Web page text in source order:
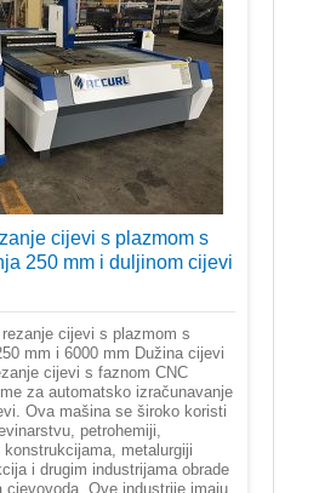
cijevi s plazmom s
250 mm i duljinom cijevi
cijevi s plazmom s
mm i 6000 mm Dužina cijevi
cijevi s faznom CNC
za automatsko izračunavanje
Ova mašina se široko koristi
petrohemiji,
metalurgiji
i drugim industrijama obrade
cjevovoda. Ove industrije imaju